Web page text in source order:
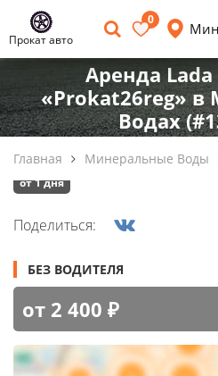
Прокат авто
0
Аренда
«Prokat26reg»
Водах
Главная Минеральные Воды
от 1 дня
Поделиться:
БЕЗ ВОДИТЕЛЯ
от 2 400 ₽